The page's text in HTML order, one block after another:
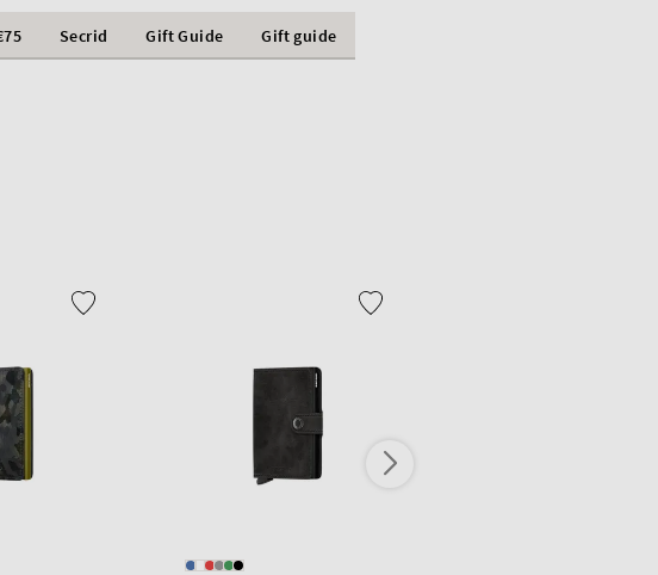
Secrid Gift Guide Gift guide